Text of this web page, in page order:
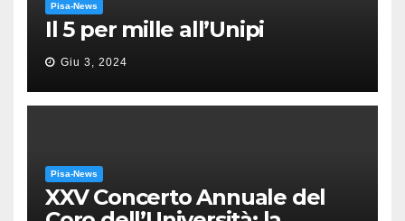
Pisa-News
Il 5 per mille all’Unipi
Giu 3, 2024
Pisa-News
XXV Concerto Annuale del